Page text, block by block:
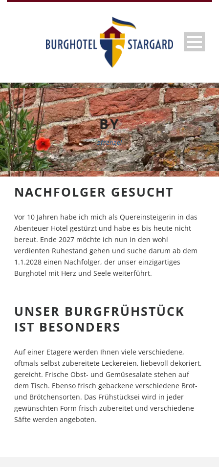
BY
sfrenzel
NACHFOLGER GESUCHT
Vor 10 Jahren habe ich mich als Quereinsteigerin in das
Abenteuer Hotel gestürzt und habe es bis heute nicht
bereut. Ende 2027 möchte ich nun in den wohl
verdienten Ruhestand gehen und suche darum ab dem
1.1.2028 einen Nachfolger, der unser einzigartiges
Burghotel mit Herz und Seele weiterführt.
UNSER BURGFRÜHSTÜCK
IST BESONDERS
Auf einer Etagere werden Ihnen viele verschiedene,
oftmals selbst zubereitete Leckereien, liebevoll dekoriert,
gereicht. Frische Obst- und Gemüsesalate stehen auf
dem Tisch. Ebenso frisch gebackene verschiedene Brot-
und Brötchensorten. Das Frühstücksei wird in jeder
gewünschten Form frisch zubereitet und verschiedene
Säfte werden angeboten.